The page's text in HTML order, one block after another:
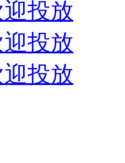
投放
投放
投放